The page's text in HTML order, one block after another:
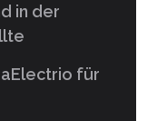
in der
für